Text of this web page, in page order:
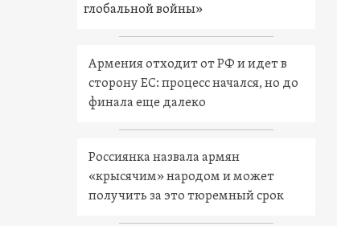
глобальной войны»
Армения отходит от РФ и идет в
сторону ЕС: процесс начался, но до
финала еще далеко
Россиянка назвала армян
«крысячим» народом и может
получить за это тюремный срок